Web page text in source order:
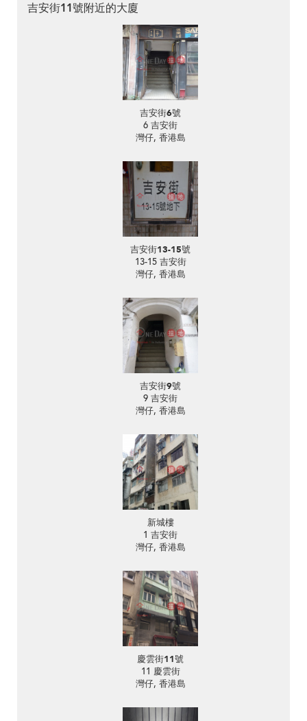
吉安街11號附近的大廈
吉安街6號
6 吉安街
灣仔, 香港島
吉安街13-15號
13-15 吉安街
灣仔, 香港島
吉安街9號
9 吉安街
灣仔, 香港島
新城樓
1 吉安街
灣仔, 香港島
慶雲街11號
11 慶雲街
灣仔, 香港島